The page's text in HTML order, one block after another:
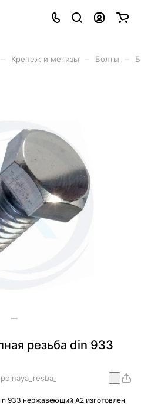
Крепеж и метизы Болты
резьба din 933
933 нержавеющий А2 изготовлен